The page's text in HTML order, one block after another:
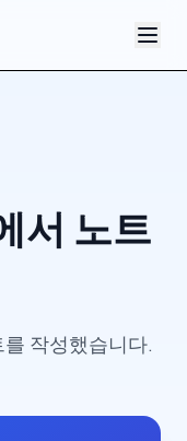
서 노트
작성했습니다.